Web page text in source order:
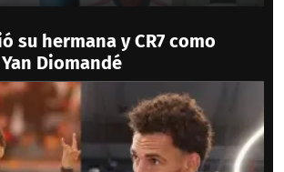
su hermana y CR7 como
Diomandé